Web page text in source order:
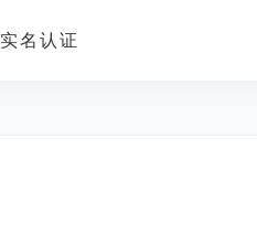
实名认证